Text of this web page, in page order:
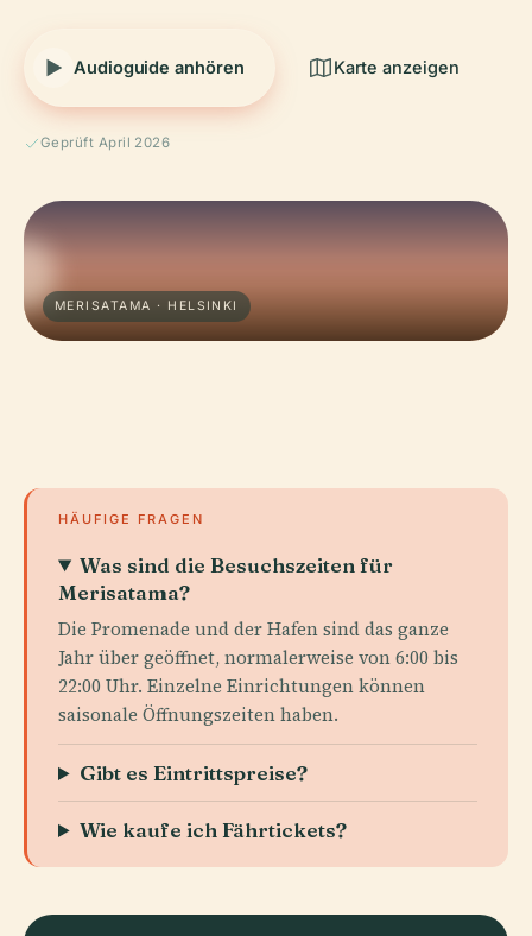
Audioguide anhören Karte anzeigen
Geprüft April 2026
MERISATAMA · HELSINKI
HÄUFIGE FRAGEN
Was sind die Besuchszeiten für
Merisatama?
Die Promenade und der Hafen sind das ganze
Jahr über geöffnet, normalerweise von 6:00 bis
22:00 Uhr. Einzelne Einrichtungen können
saisonale Öffnungszeiten haben.
Gibt es Eintrittspreise?
Wie kaufe ich Fährtickets?